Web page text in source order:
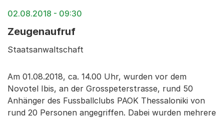
02.08.2018 - 09:30
Zeugenaufruf
Staatsanwaltschaft
Am 01.08.2018, ca. 14.00 Uhr, wurden vor dem
Novotel Ibis, an der Grosspeterstrasse, rund 50
Anhänger des Fussballclubs PAOK Thessaloniki von
rund 20 Personen angegriffen. Dabei wurden mehrere